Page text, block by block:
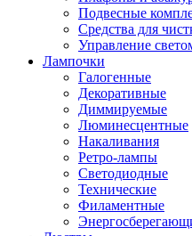
Подвесные
Средства для
Управление
Лампочки
Галогенные
Декоративные
Диммируемые
Люминесцентные
Накаливания
Ретро-лампы
Светодиодные
Технические
Филаментные